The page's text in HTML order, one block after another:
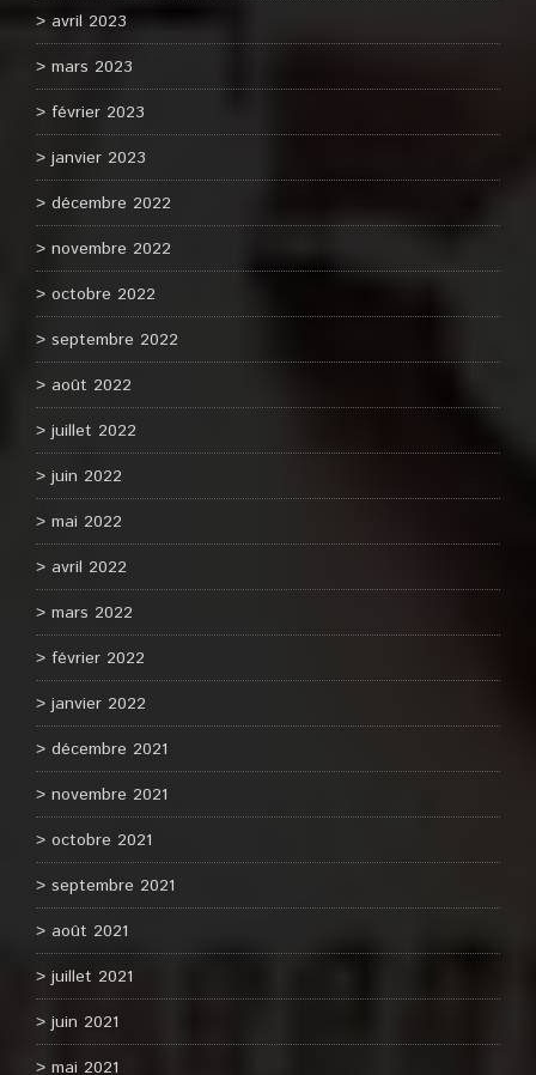
avril 2023
mars 2023
février 2023
janvier 2023
décembre 2022
novembre 2022
octobre 2022
septembre 2022
août 2022
juillet 2022
juin 2022
mai 2022
avril 2022
mars 2022
février 2022
janvier 2022
décembre 2021
novembre 2021
octobre 2021
septembre 2021
août 2021
juillet 2021
juin 2021
mai 2021